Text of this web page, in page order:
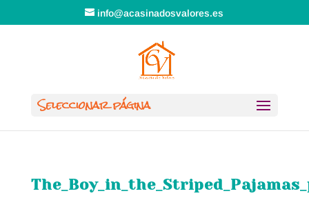
info@acasinadosvalores.es
Seleccionar página